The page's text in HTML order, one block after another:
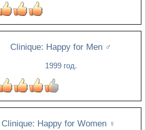
Clinique: Happy for Men ♂
1999 год.
Clinique: Happy for Women ♀